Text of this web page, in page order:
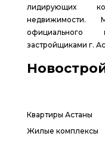
лидирующих
застройщиками г.
Квартиры Астаны
Жилые комплексы